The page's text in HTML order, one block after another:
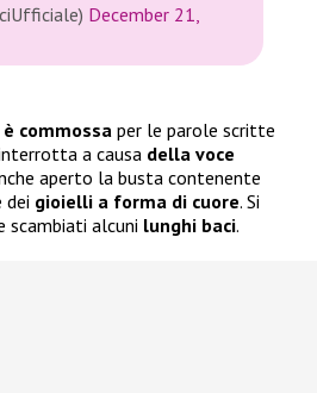
December 21,
commossaper le parole scritte
a causa della voce
aperto la busta contenente
dei gioielli a forma di cuore. Si
scambiati alcuni lunghi baci.